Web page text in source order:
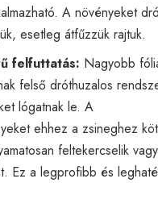
A növényeket
esetleg átfűzzük rajtuk.
felfuttatás: Nagyobb
felső dróthuzalos
lógatnak le. A
ehhez a zsineghez
feltekercselik vagy
Ez a legprofibb és